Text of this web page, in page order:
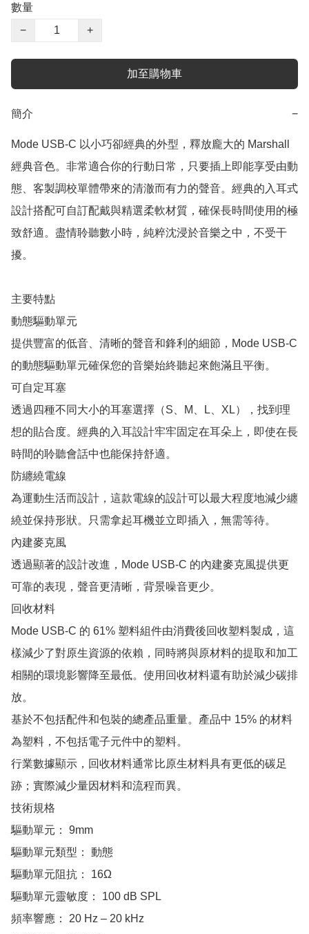
數量
−
+
加至購物車
簡介 −
Mode USB‑C 以小巧卻經典的外型，釋放龐大的 Marshall
經典音色。非常適合你的行動日常，只要插上即能享受由動
態、客製調校單體帶來的清澈而有力的聲音。經典的入耳式
設計搭配可自訂配戴與精選柔軟材質，確保長時間使用的極
致舒適。盡情聆聽數小時，純粹沈浸於音樂之中，不受干
擾。
主要特點
動態驅動單元
提供豐富的低音、清晰的聲音和鋒利的細節，Mode USB-C
的動態驅動單元確保您的音樂始終聽起來飽滿且平衡。
可自定耳塞
透過四種不同大小的耳塞選擇（S、M、L、XL），找到理
想的貼合度。經典的入耳設計牢牢固定在耳朵上，即使在長
時間的聆聽會話中也能保持舒適。
防纏繞電線
為運動生活而設計，這款電線的設計可以最大程度地減少纏
繞並保持形狀。只需拿起耳機並立即插入，無需等待。
內建麥克風
透過顯著的設計改進，Mode USB-C 的內建麥克風提供更
可靠的表現，聲音更清晰，背景噪音更少。
回收材料
Mode USB-C 的 61% 塑料組件由消費後回收塑料製成，這
樣減少了對原生資源的依賴，同時將與原材料的提取和加工
相關的環境影響降至最低。使用回收材料還有助於減少碳排
放。
基於不包括配件和包裝的總產品重量。產品中 15% 的材料
為塑料，不包括電子元件中的塑料。
行業數據顯示，回收材料通常比原生材料具有更低的碳足
跡；實際減少量因材料和流程而異。
技術規格
驅動單元： 9mm
驅動單元類型： 動態
驅動單元阻抗： 16Ω
驅動單元靈敏度： 100 dB SPL
頻率響應： 20 Hz – 20 kHz